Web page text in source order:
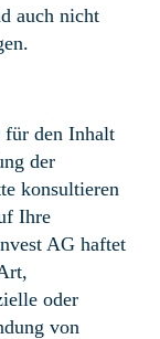
auch nicht
für den Inhalt
der
konsultieren
Ihre
AG haftet
oder
von